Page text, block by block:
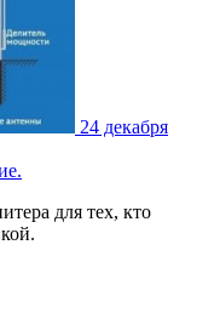
24 декабря
для тех, кто